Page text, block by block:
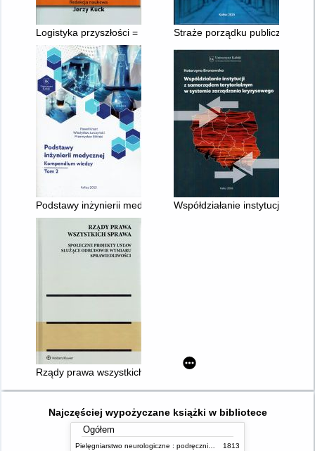
Logistyka przyszłości = Logistics of the future. Cz. 1
Straże porządku publicznego
Podstawy inżynierii medycznej : kompendium wiedzy. T. 2
Współdziałanie instytucji z
Rządy prawa wszystkich sprawa : społeczne projekty ustaw
Najczęściej wypożyczane książki w bibliotece
Ogółem
1813